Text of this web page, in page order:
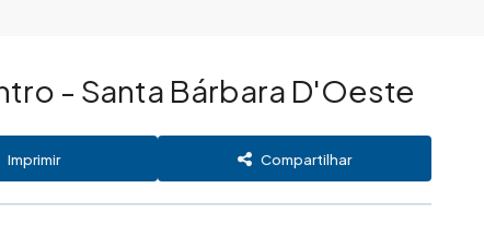
- Santa Bárbara D'Oeste
Imprimir Compartilhar